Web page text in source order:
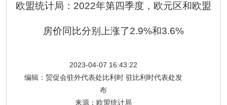
欧盟统计局：2022年第四季度，欧元区和欧盟
房价同比分别上涨了2.9%和3.6%
2023-04-07 16:43:22
编辑： 贸促会驻外代表处比利时 驻比利时代表处发
布
来源： 欧盟统计局